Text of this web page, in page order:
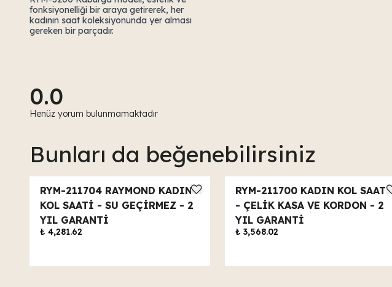
fonksiyonelliği bir araya getirerek, her
kadının saat koleksiyonunda yer alması
gereken bir parçadır.
0.0
Henüz yorum bulunmamaktadır
Bunları da beğenebilirsiniz
RYM-211704 RAYMOND KADIN
KOL SAATİ - SU GEÇİRMEZ - 2
YIL GARANTİ
₺ 4,281.62
RYM-211700 KADIN KOL SAATİ
- ÇELİK KASA VE KORDON - 2
YIL GARANTİ
₺ 3,568.02